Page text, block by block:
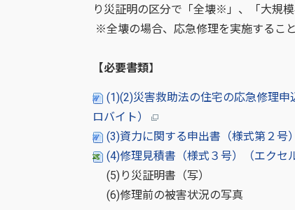
り災証明の区分で「全壊※」、「大規
※全壊の場合、応急修理を実施するこ
【必要書類】
(1)(2)災害救助法の住宅の応急修理
ロバイト）
(3)資力に関する申出書（様式第２号
(4)修理見積書（様式３号）（エクセ
(5)り災証明書（写）
(6)修理前の被害状況の写真